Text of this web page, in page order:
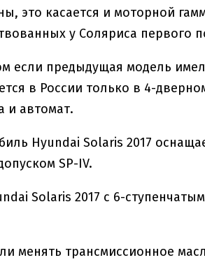
это касается и моторной
у Соляриса первого
если предыдущая модель
в России только в 4-
и автомат.
Hyundai Solaris 2017
SP-IV.
Solaris 2017 с 6-